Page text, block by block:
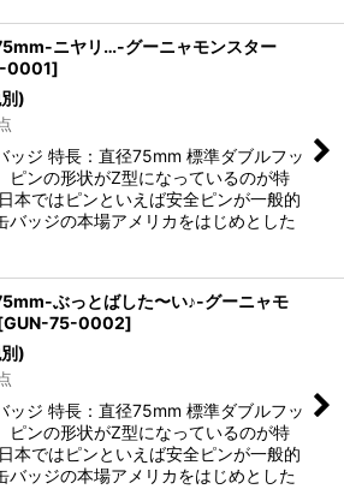
ニヤリ…-グーニャモンスター
0001]
)
ッジ 特長：直径75mm 標準ダブルフッ
ピンの形状がZ型になっているのが特
本ではピンといえば安全ピンが一般的
バッジの本場アメリカをはじめとした
ぶっとばした〜い♪-グーニャモ
GUN-75-0002]
)
ッジ 特長：直径75mm 標準ダブルフッ
ピンの形状がZ型になっているのが特
本ではピンといえば安全ピンが一般的
バッジの本場アメリカをはじめとした